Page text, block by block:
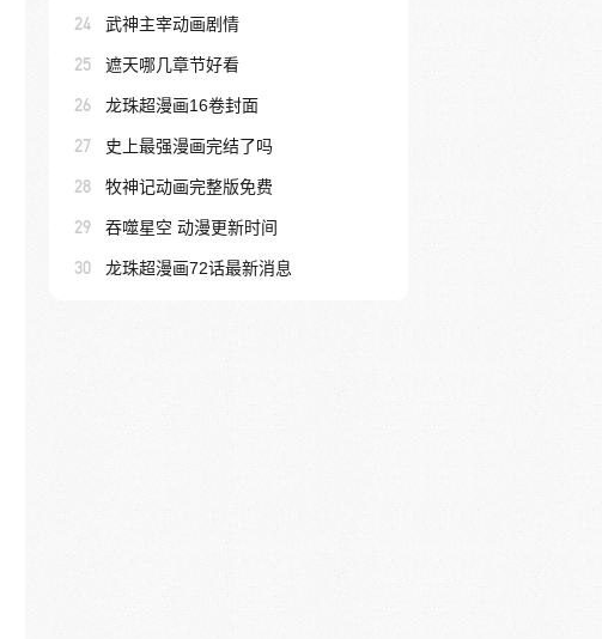
24 武神主宰动画剧情
25 遮天哪几章节好看
26 龙珠超漫画16卷封面
27 史上最强漫画完结了吗
28 牧神记动画完整版免费
29 吞噬星空 动漫更新时间
30 龙珠超漫画72话最新消息